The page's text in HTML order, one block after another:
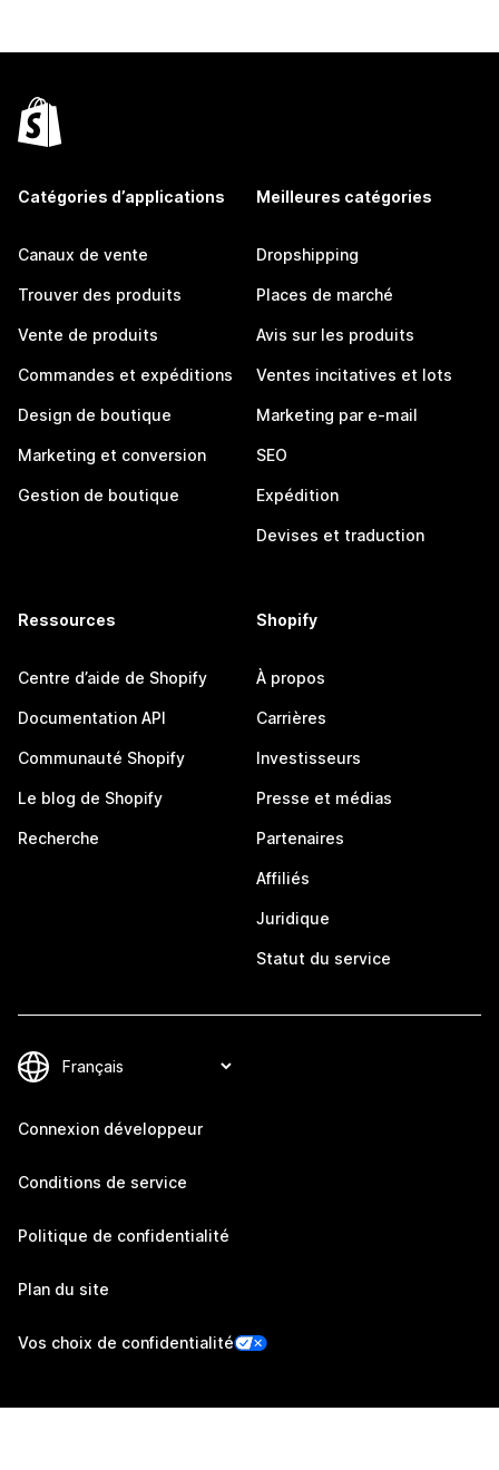
Catégories d’applications
Canaux de vente
Trouver des produits
Vente de produits
Commandes et expéditions
Design de boutique
Marketing et conversion
Gestion de boutique
Meilleures catégories
Dropshipping
Places de marché
Avis sur les produits
Ventes incitatives et lots
Marketing par e-mail
SEO
Expédition
Devises et traduction
Ressources
Centre d’aide de Shopify
Documentation API
Communauté Shopify
Le blog de Shopify
Recherche
Shopify
À propos
Carrières
Investisseurs
Presse et médias
Partenaires
Affiliés
Juridique
Statut du service
Connexion développeur
Conditions de service
Politique de confidentialité
Plan du site
Vos choix de confidentialité